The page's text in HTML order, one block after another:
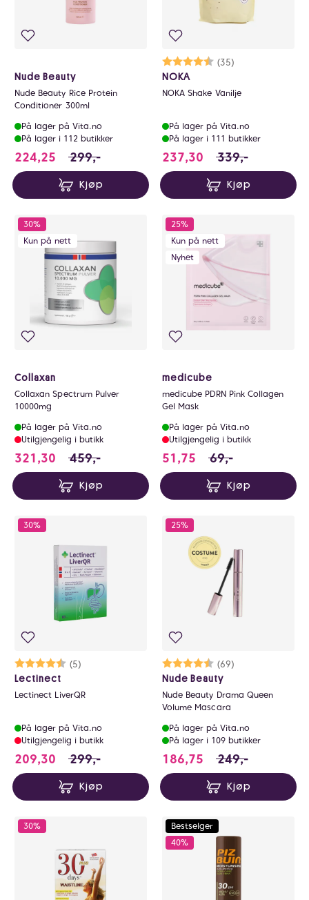
Nude Beauty
Nude Beauty Rice Protein
Conditioner 300ml
På lager på Vita.no
På lager i 112 butikker
224,25 224.25 i stedet for 299 NOK, du sparer 74.75
299,-
Kjøp
Karakter:
(35)
4.5 av 5 mulige
NOKA
NOKA Shake Vanilje
På lager på Vita.no
På lager i 111 butikker
237,30 237.3 i stedet for
339,-
Kjøp
30%
Kun på nett
Collaxan
Collaxan Spectrum Pulver
10000mg
På lager på Vita.no
Utilgjengelig i butikk
321,30 321.3 i stedet for 459 NOK, du sparer 137.7
459,-
Kjøp
25%
Kun på nett
Nyhet
medicube
medicube PDRN Pink Collagen
Gel Mask
På lager på Vita.no
Utilgjengelig i butikk
51,75 51.75 i stedet for
69,-
Kjøp
30%
Karakter:
(5)
4.4 av 5 mulige
Lectinect
Lectinect LiverQR
På lager på Vita.no
Utilgjengelig i butikk
209,30 209.3 i stedet for 299 NOK, du sparer
299,-
Kjøp
25%
Karakter:
(69)
4.1 av 5 mulige
Nude Beauty
Nude Beauty Drama Queen
Volume Mascara
På lager på Vita.no
På lager i 109 butikker
186,75 186.75 i stedet
249,-
Kjøp
30%
Bestselger
40%